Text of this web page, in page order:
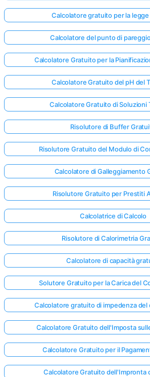
Calcolatore gratuito per la legge
Calcolatore del punto di
Calcolatore Gratuito per la
Calcolatore Gratuito del pH del
Calcolatore Gratuito di Soluzioni
Risolutore di Buffer
Risolutore Gratuito del Modulo di
Calcolatore di Galleggiamento
Risolutore Gratuito per Prestiti
Calcolatrice di Calcolo
Risolutore di Calorimetria
Calcolatore di capacità
Solutore Gratuito per la Carica del
Calcolatore gratuito di impedenza
Calcolatore Gratuito dell'Imposta
Calcolatore Gratuito per il
Calcolatore Gratuito dell'Impronta